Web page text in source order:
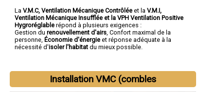
La V.M.C, Ventilation Mécanique Contrôlée et la V.M.I,
Ventilation Mécanique Insufflée et la VPH Ventilation Positive
Hygroréglable répond à plusieurs exigences :
Gestion du renouvellement d'airs , Confort maximal de la
personne, Économie d'énergie et réponse adéquate à la
nécessité d'isoler l'habitat du mieux possible.
Installation VMC (combles